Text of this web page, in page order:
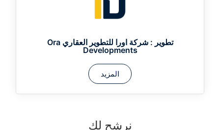
تطوير :
شركة اورا للتطوير العقاري Ora
Developments
المزيد
نرشح لك